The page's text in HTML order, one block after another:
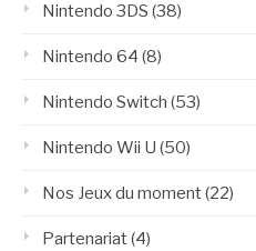
Nintendo 3DS (38)
Nintendo 64 (8)
Nintendo Switch (53)
Nintendo Wii U (50)
Nos Jeux du moment(22)
Partenariat(4)